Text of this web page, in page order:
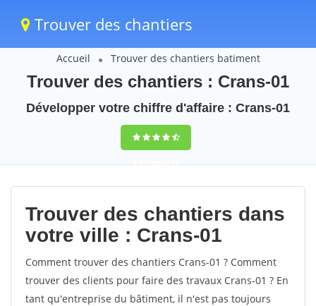
Trouver des chantiers
Accueil Trouver des chantiers batiment
Trouver des chantiers : Crans-01
Développer votre chiffre d'affaire : Crans-01
9,5(100%)41
votes
Trouver des chantiers dans
votre ville : Crans-01
Comment trouver des chantiers Crans-01 ? Comment
trouver des clients pour faire des travaux Crans-01 ? En
tant qu'entreprise du bâtiment, il n'est pas toujours